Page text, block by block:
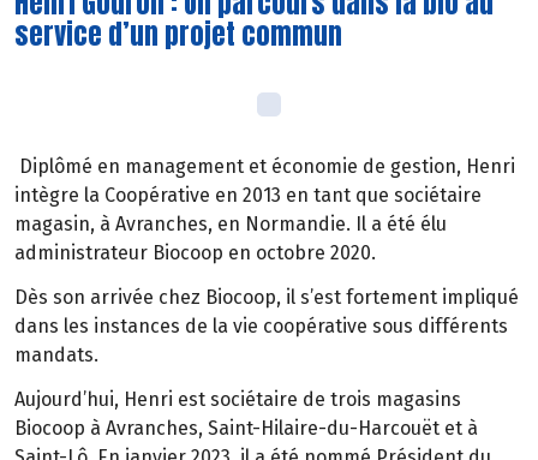
service d’un projet commun
Diplômé en management et économie de gestion, Henri
intègre la Coopérative en 2013 en tant que sociétaire
magasin, à Avranches, en Normandie. Il a été élu
administrateur Biocoop en octobre 2020.
Dès son arrivée chez Biocoop, il s’est fortement impliqué
dans les instances de la vie coopérative sous différents
mandats.
Aujourd’hui, Henri est sociétaire de trois magasins
Biocoop à Avranches, Saint-Hilaire-du-Harcouët et à